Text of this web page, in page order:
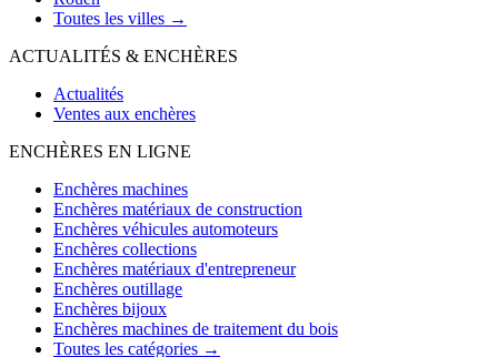
Toutes les villes →
ACTUALITÉS & ENCHÈRES
Actualités
Ventes aux enchères
ENCHÈRES EN LIGNE
Enchères machines
Enchères matériaux de construction
Enchères véhicules automoteurs
Enchères collections
Enchères matériaux d'entrepreneur
Enchères outillage
Enchères bijoux
Enchères machines de traitement du bois
Toutes les catégories →